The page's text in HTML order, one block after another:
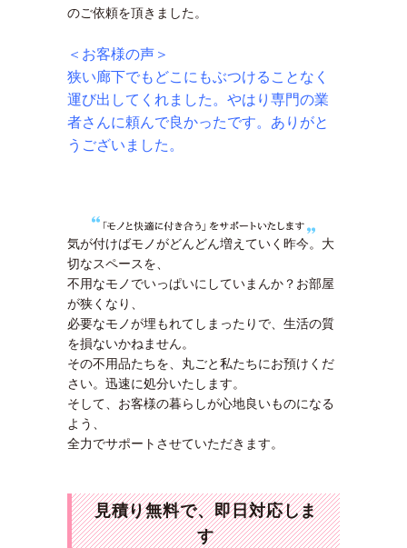
のご依頼を頂きました。
＜お客様の声＞
狭い廊下でもどこにもぶつけることなく
運び出してくれました。やはり専門の業
者さんに頼んで良かったです。ありがと
うございました。
気が付けばモノがどんどん増えていく昨今。大
切なスペースを、
不用なモノでいっぱいにしていまんか？お部屋
が狭くなり、
必要なモノが埋もれてしまったりで、生活の質
を損ないかねません。
その不用品たちを、丸ごと私たちにお預けくだ
さい。迅速に処分いたします。
そして、お客様の暮らしが心地良いものになる
よう、
全力でサポートさせていただきます。
見積り無料で、即日対応しま
す